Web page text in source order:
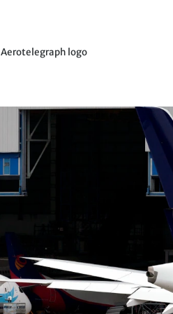
Aerotelegraph logo